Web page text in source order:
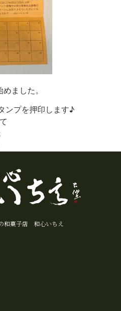
ました。
ンプを押印します♪
和菓子店 和心いちえ